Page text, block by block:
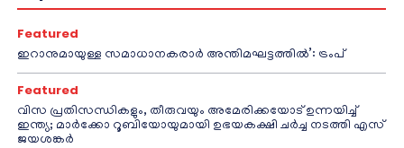
Featured
ഇറാനുമായുള്ള സമാധാനകരാർ അന്തിമഘട്ടത്തിൽ‌’: ട്രംപ്
Featured
വിസ പ്രതിസന്ധികളും, തീരുവയും അമേരിക്കയോട് ഉന്നയിച്ച്
ഇന്ത്യ; മാർക്കോ റൂബിയോയുമായി ഉഭയകക്ഷി ചർച്ച നടത്തി എസ്
ജയശങ്കർ